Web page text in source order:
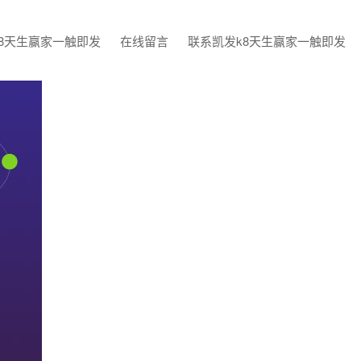
生赢家一触即发 在线留言 联系凯发k8天生赢家一触即发